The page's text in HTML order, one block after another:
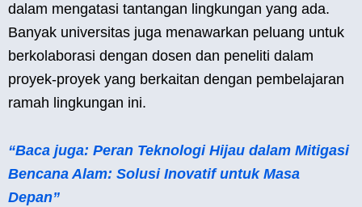
dalam mengatasi tantangan lingkungan yang ada.
Banyak universitas juga menawarkan peluang untuk
berkolaborasi dengan dosen dan peneliti dalam
proyek-proyek yang berkaitan dengan pembelajaran
ramah lingkungan ini.
“Baca juga: Peran Teknologi Hijau dalam Mitigasi
Bencana Alam: Solusi Inovatif untuk Masa
Depan”